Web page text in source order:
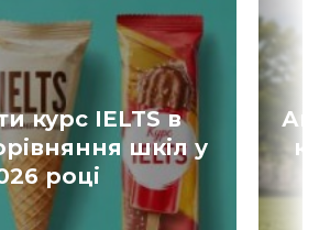
курс IELTS в
шкіл у
році